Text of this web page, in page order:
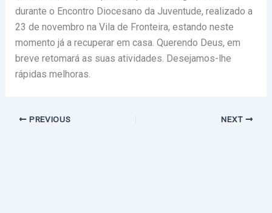
durante o Encontro Diocesano da Juventude, realizado a
23 de novembro na Vila de Fronteira, estando neste
momento já a recuperar em casa. Querendo Deus, em
breve retomará as suas atividades. Desejamos-lhe
rápidas melhoras.
PREVIOUS NEXT